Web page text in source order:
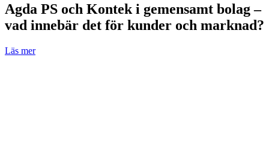
Agda PS och Kontek i gemensamt bolag –
vad innebär det för kunder och marknad?
Läs mer